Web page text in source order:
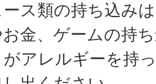
ース類の持ち込み
金、ゲームの持
アレルギーを持